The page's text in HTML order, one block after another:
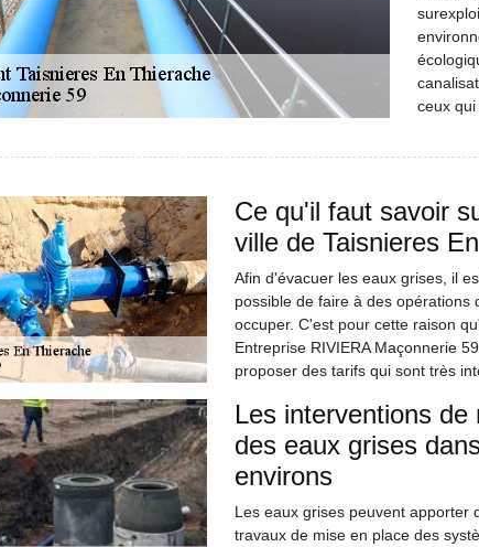
ceux
Ce qu'il faut savoir
ville de Taisnieres
Afin d'évacuer les eaux grises, il
possible de faire à des opérations
occuper. C'est pour cette raison
Entreprise RIVIERA Maçonnerie
proposer des tarifs qui sont très
Les interventions
des eaux grises
environs
Les eaux grises peuvent apporter
travaux de mise en place des